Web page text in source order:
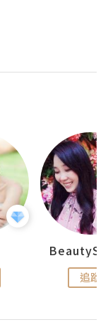
追蹤